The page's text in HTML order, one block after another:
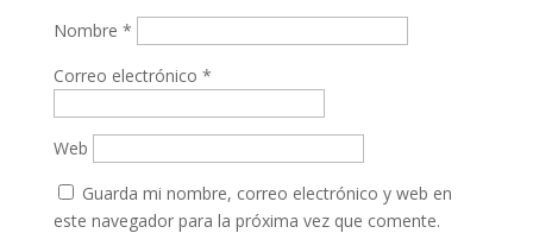
Nombre *
Correo electrónico *
Web
Guarda mi nombre, correo electrónico y web en
este navegador para la próxima vez que comente.